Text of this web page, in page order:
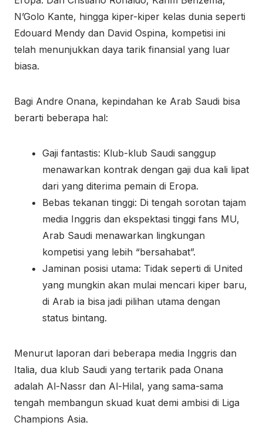
N’Golo Kante, hingga kiper-kiper kelas dunia seperti
Edouard Mendy dan David Ospina, kompetisi ini
telah menunjukkan daya tarik finansial yang luar
biasa.
Bagi Andre Onana, kepindahan ke Arab Saudi bisa
berarti beberapa hal:
Gaji fantastis: Klub-klub Saudi sanggup
menawarkan kontrak dengan gaji dua kali lipat
dari yang diterima pemain di Eropa.
Bebas tekanan tinggi: Di tengah sorotan tajam
media Inggris dan ekspektasi tinggi fans MU,
Arab Saudi menawarkan lingkungan
kompetisi yang lebih “bersahabat”.
Jaminan posisi utama: Tidak seperti di United
yang mungkin akan mulai mencari kiper baru,
di Arab ia bisa jadi pilihan utama dengan
status bintang.
Menurut laporan dari beberapa media Inggris dan
Italia, dua klub Saudi yang tertarik pada Onana
adalah Al-Nassr dan Al-Hilal, yang sama-sama
tengah membangun skuad kuat demi ambisi di Liga
Champions Asia.